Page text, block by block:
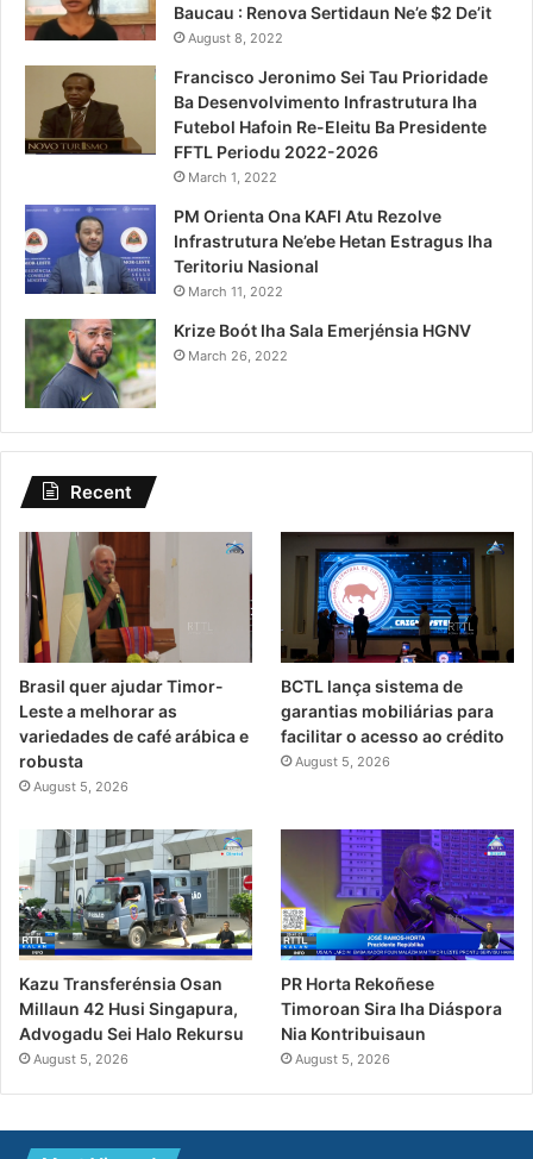
Baucau : Renova Sertidaun Ne’e $2 De’it
August 8, 2022
Francisco Jeronimo Sei Tau Prioridade
Ba Desenvolvimento Infrastrutura Iha
Futebol Hafoin Re-Eleitu Ba Presidente
FFTL Periodu 2022-2026
March 1, 2022
PM Orienta Ona KAFI Atu Rezolve
Infrastrutura Ne’ebe Hetan Estragus Iha
Teritoriu Nasional
March 11, 2022
Krize Boót Iha Sala Emerjénsia HGNV
March 26, 2022
Recent
Brasil quer ajudar Timor-
Leste a melhorar as
variedades de café arábica e
robusta
August 5, 2026
BCTL lança sistema de
garantias mobiliárias para
facilitar o acesso ao crédito
August 5, 2026
Kazu Transferénsia Osan
Millaun 42 Husi Singapura,
Advogadu Sei Halo Rekursu
August 5, 2026
PR Horta Rekoñese
Timoroan Sira Iha Diáspora
Nia Kontribuisaun
August 5, 2026